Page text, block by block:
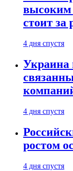
высоким
стоит за
4 дня спустя
Украина
4 дня спустя
ростом
4 дня спустя